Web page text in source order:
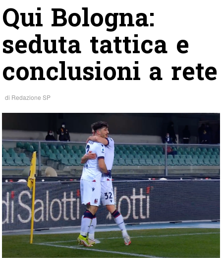
Qui Bologna:
seduta tattica e
conclusioni a rete
di Redazione SP